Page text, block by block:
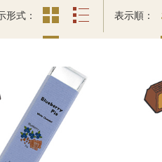
形式 表示順